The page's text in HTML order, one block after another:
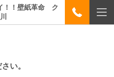
！！壁紙革命 ク
い。